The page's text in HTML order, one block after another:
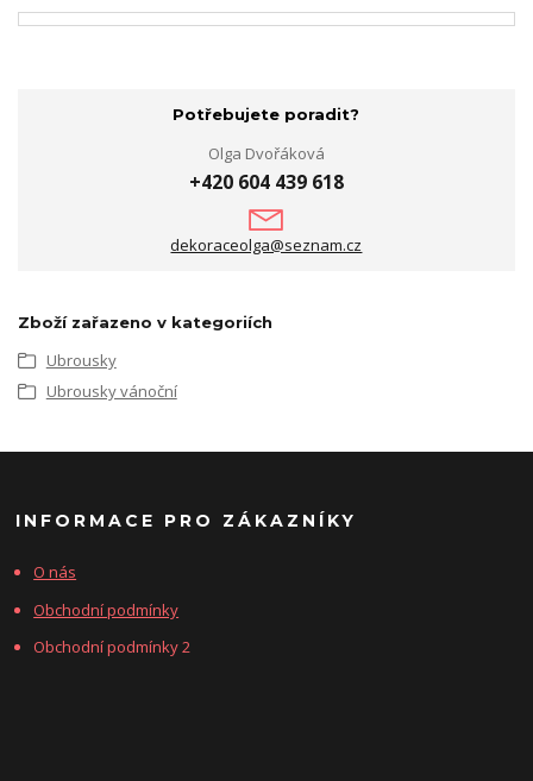
Potřebujete poradit?
Olga Dvořáková
+420 604 439 618
dekoraceolga@seznam.cz
Zboží zařazeno v kategoriích
Ubrousky
Ubrousky vánoční
INFORMACE PRO ZÁKAZNÍKY
O nás
Obchodní podmínky
Obchodní podmínky 2